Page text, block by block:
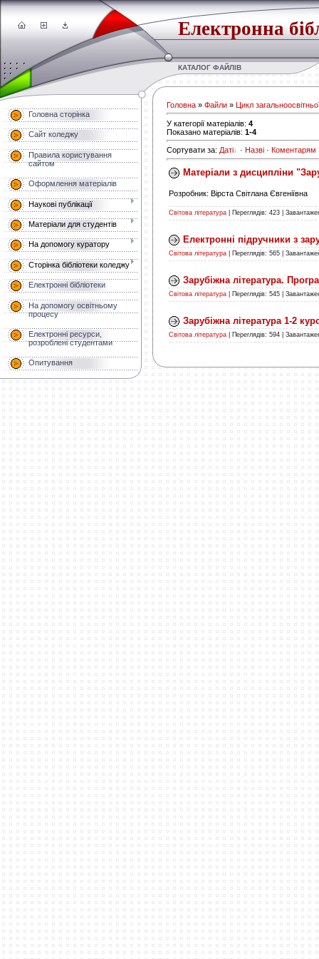
Електронна
КАТАЛОГ ФАЙЛІВ
Головна сторінка
Сайт коледжу
Правила користування
сайтом
Оформлення матеріалів
Наукові публікації
Матеріали для студентів
На допомогу куратору
Сторінка бібліотеки коледжу
Електронні бібліотеки
На допомогу освітньому
процесу
Електронні ресурси,
розроблені студентами
Опитування
Головна » Файли » Цикл
У категорії матеріалів: 4
Показано матеріалів: 1-4
Сортувати за: Даті · Назві · Коментарям
Матеріали з дисципліни
Розробник: Вірста Світлана Євгеніївна
Світова література Переглядів: 423
Електронні підручники з
Світова література Переглядів: 565
Зарубіжна література.
Світова література Переглядів: 545
Зарубіжна література 1-2
Світова література Переглядів: 594